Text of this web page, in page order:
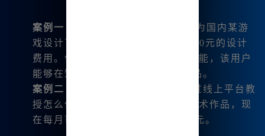
案例一
为国内某游
戏设计了角色插画，最终收取了3000元的设计
费用。使用
的图生图功能，该用户
能够在短时间内创作出高质量的作品。
案例二
：一个热爱手工艺的朋友通过线上平台教
授怎么使用
创作个人艺术作品，现
在每月可以通过课程收入达到5000元。